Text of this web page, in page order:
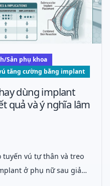
Sản phụ khoa
tăng cường bằng implant
dùng implant
quả và ý nghĩa lâm
tuyến vú tự thân và treo
ở phụ nữ sau giảm